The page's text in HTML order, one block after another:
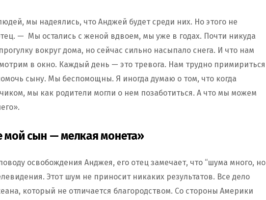
мы надеялись, что Анджей будет среди них. Но этого не
— Мы остались с женой вдвоем, мы уже в годах. Почти никуда
вокруг дома, но сейчас сильно насыпало снега. И что нам
в окно. Каждый день — это тревога. Нам трудно примириться
сыну. Мы беспомощны. Я иногда думаю о том, что когда
мы как родители могли о нем позаботиться. А что мы можем
мой сын — мелкая монета»
освобождения Анджея, его отец замечает, что “шума много, но
Этот шум не приносит никаких результатов. Все дело
который не отличается благородством. Со стороны Америки